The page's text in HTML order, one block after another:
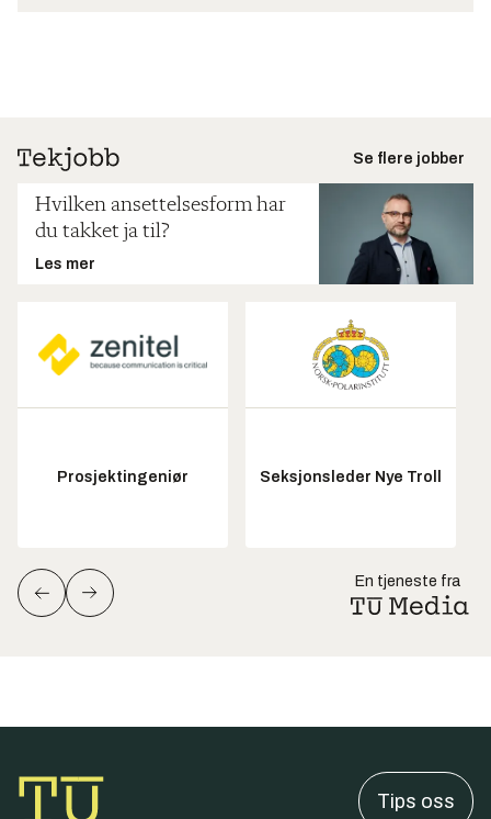
Se flere jobber
Hvilken ansettelsesform har
du takket ja til?
Les mer
Prosjektingeniør Seksjonsleder Nye Troll
En tjeneste fra
Tips oss